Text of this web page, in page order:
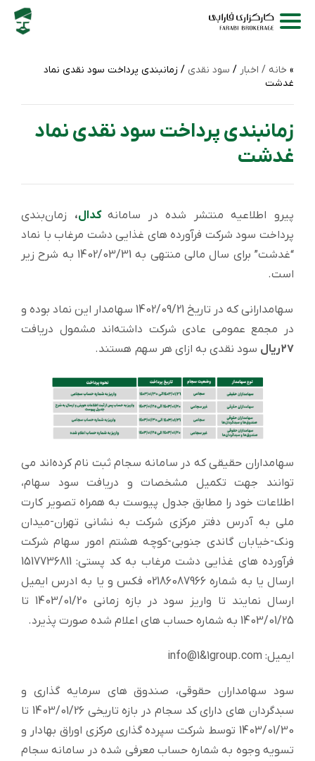
خانه / اخبار / سود نقدی / زمانبندی پرداخت سود نقدی نماد
غدشت
زمانبندی پرداخت سود نقدی نماد
غدشت
پیرو اطلاعیه منتشر شده در سامانهکدال، زمان‌بندی
پرداخت سود شركت فرآورده های غذایی دشت مرغاب با نماد
“غدشت” برای سال مالی منتهی به 1402/03/31 به شرح زیر
است.
سهامدارانی که در تاریخ 1402/09/21 سهامدار این نماد بوده و
در مجمع عمومی عادی شرکت داشته‌اند مشمول دریافت
۲۷ریال
سود نقدی به ازای هر سهم هستند.
سهامداران حقیقی که در سامانه سجام ثبت نام کرده‌اند می
توانند جهت تکمیل مشخصات و دریافت سود سهام،
اطلاعات خود را مطابق جدول پیوست به همراه تصویر کارت
ملی به آدرس دفتر مرکزی شرکت به نشانی تهران-میدان
ونک-خیابان گاندی جنوبی-کوچه هشتم امور سهام شرکت
فرآورده های غذایی دشت مرغاب به کد پستی: 1517736811
ارسال یا به شماره 02186087966 فکس و یا به ادرس ایمیل
ارسال نمایند تا واریز سود در بازه زمانی 1403/01/20 تا
1403/01/25 به شماره حساب های اعلام شده صورت پذیرد.
ایمیل: info@1&1group.com
سود سهامداران حقوقی، صندوق های سرمایه گذاری و
سبدگردان های دارای کد سجام در بازه تاریخی 1403/01/26 تا
1403/01/30 توسط شرکت سپرده گذاری مرکزی اوراق بهادار و
تسویه وجوه به شماره حساب معرفی شده در سامانه سجام